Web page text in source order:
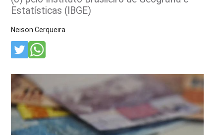
Estatísticas (IBGE)
Neison Cerqueira